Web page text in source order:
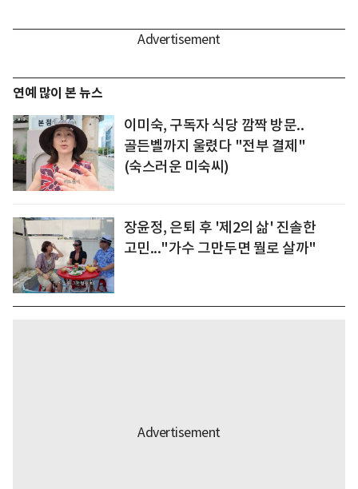
연예 많이 본 뉴스
이미숙, 구독자 식당 깜짝 방문..
골든벨까지 울렸다 "전부 결제"
(숙스러운 미숙씨)
장윤정, 은퇴 후 '제2의 삶' 진솔한
고민..."가수 그만두면 뭘로 살까"